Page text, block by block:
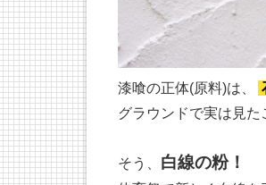
漆喰の正体(原料)は、
グラウンドで実は見た
そう、 白線の粉！